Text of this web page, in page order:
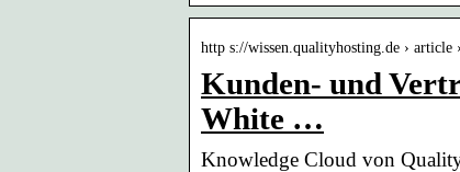
http s://wissen.qualityhosting.de › article
Kunden- und
White …
Knowledge Cloud von